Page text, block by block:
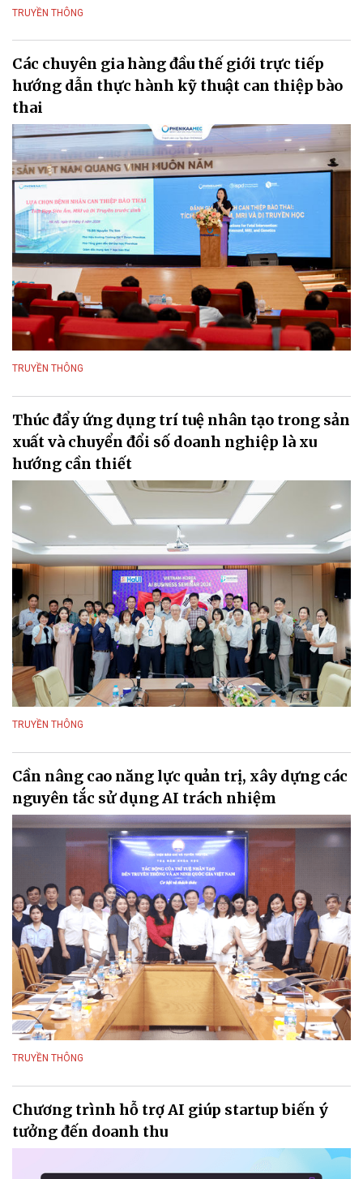
TRUYỀN THÔNG
Các chuyên gia hàng đầu thế giới trực tiếp
hướng dẫn thực hành kỹ thuật can thiệp bào
thai
TRUYỀN THÔNG
Thúc đẩy ứng dụng trí tuệ nhân tạo trong sản
xuất và chuyển đổi số doanh nghiệp là xu
hướng cần thiết
TRUYỀN THÔNG
Cần nâng cao năng lực quản trị, xây dựng các
nguyên tắc sử dụng AI trách nhiệm
TRUYỀN THÔNG
Chương trình hỗ trợ AI giúp startup biến ý
tưởng đến doanh thu